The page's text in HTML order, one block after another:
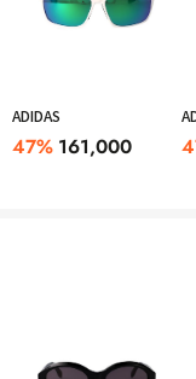
ADIDAS
47% 161,000